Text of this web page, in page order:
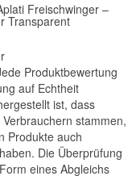
Freischwinger –
Transparent
Produktbewertung
auf Echtheit
ist, dass
stammen,
Produkte auch
Die Überprüfung
eines Abgleichs